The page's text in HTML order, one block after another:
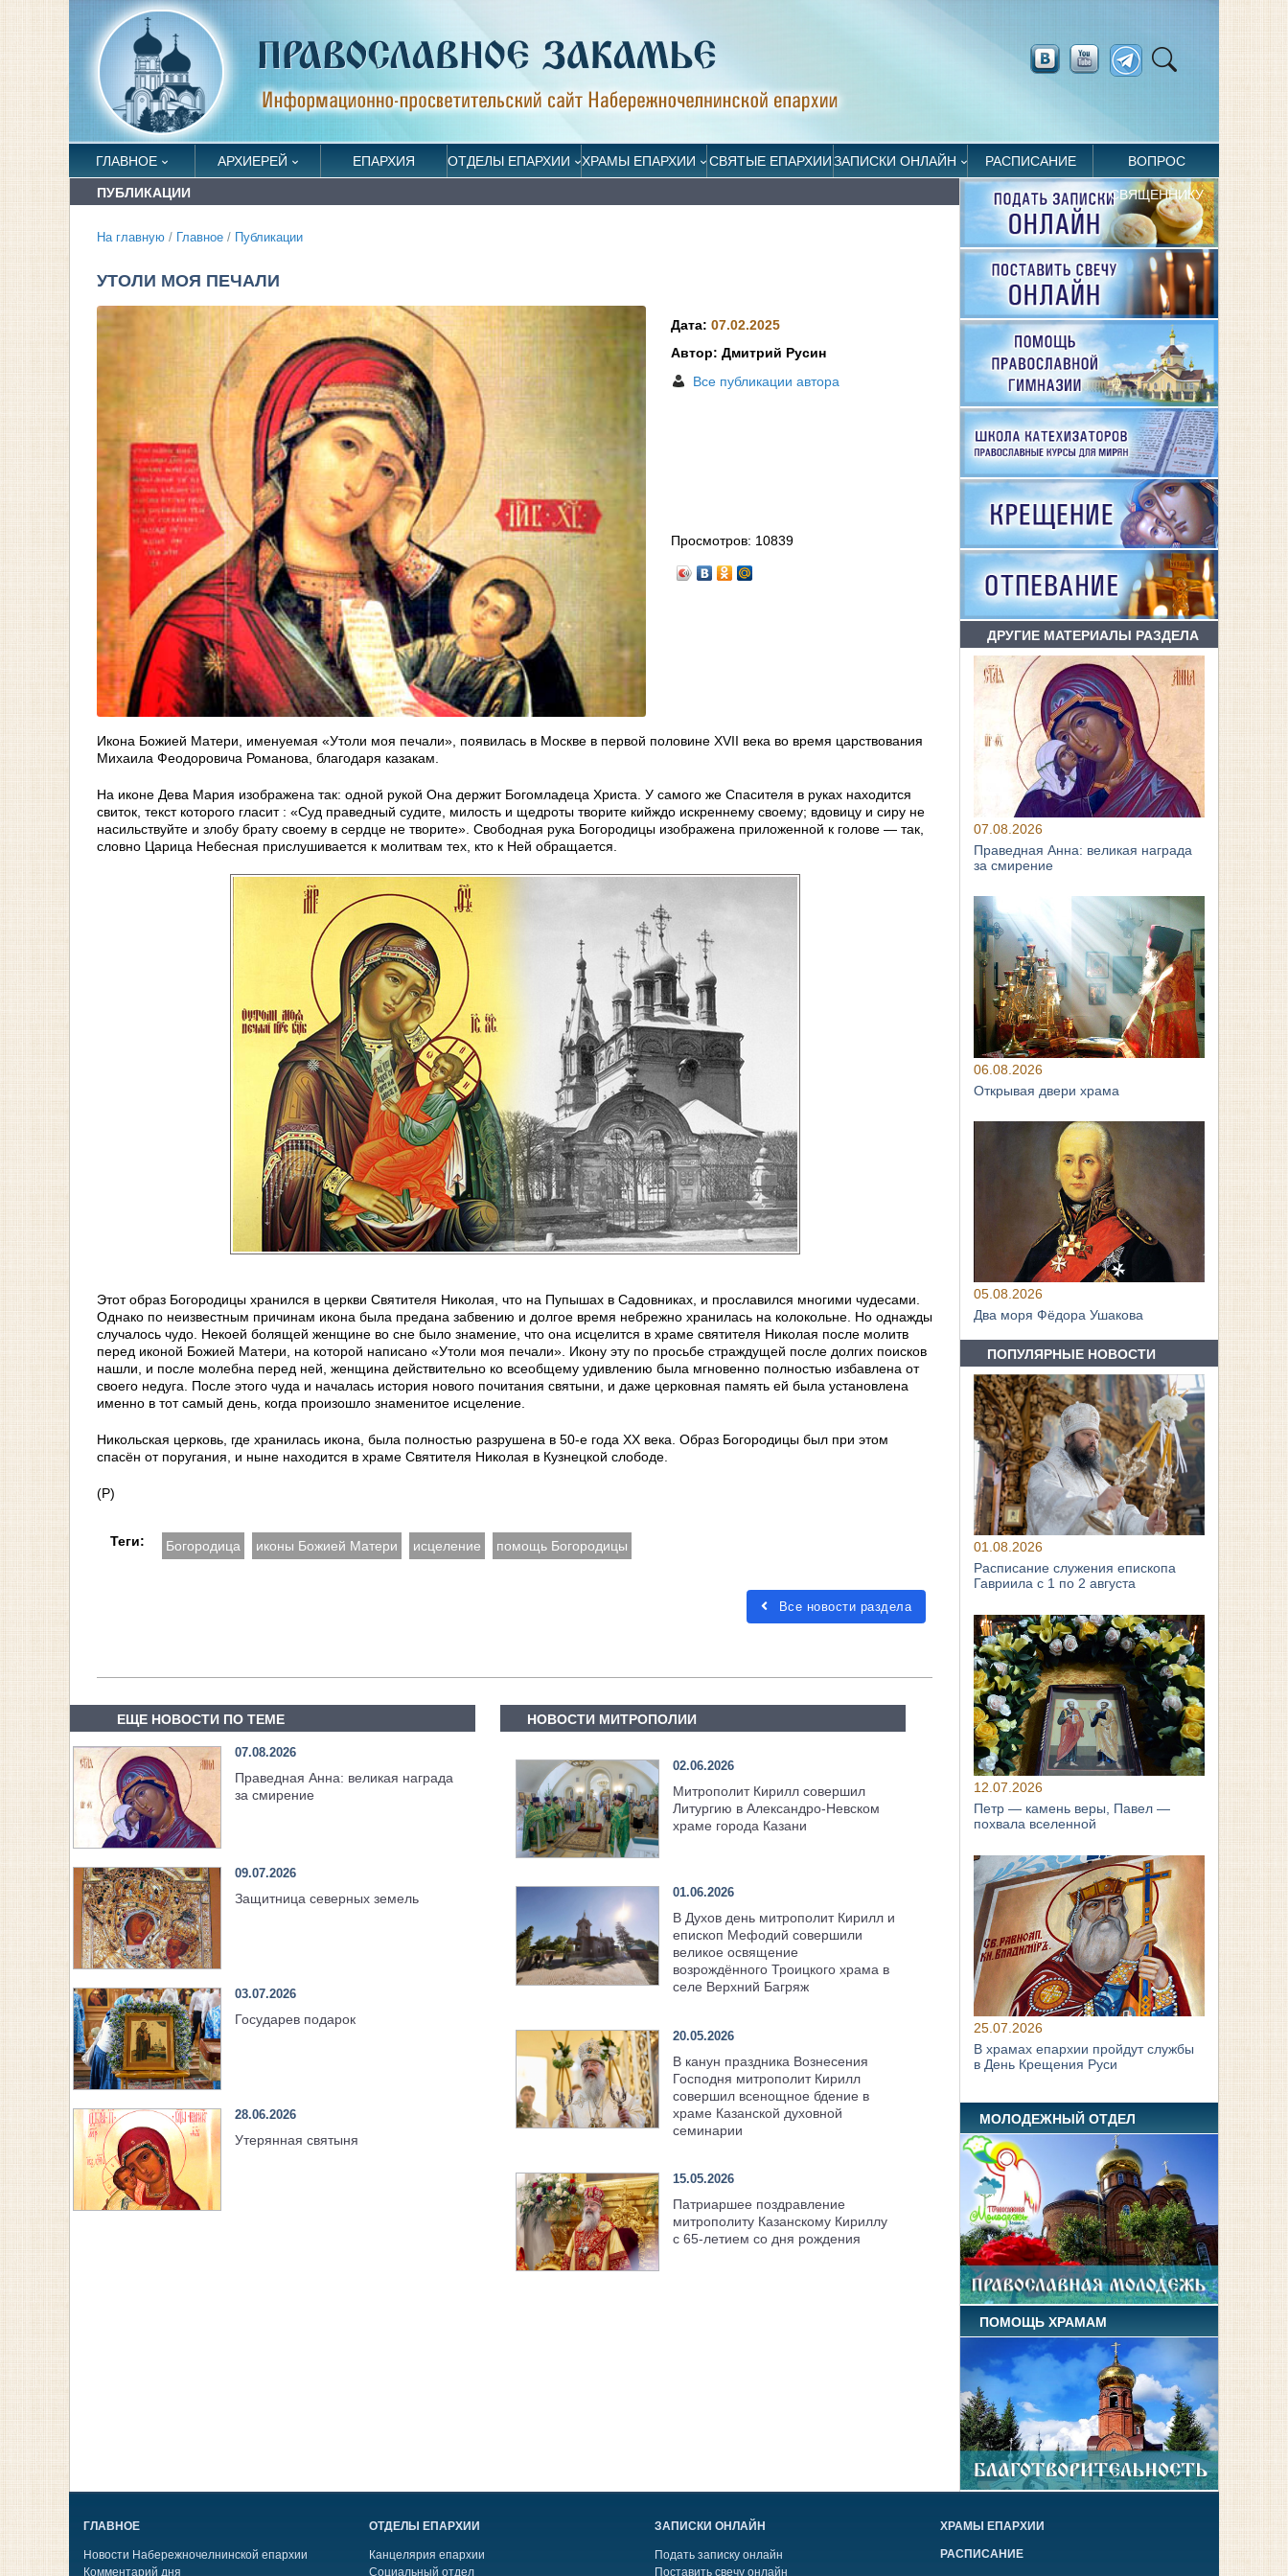
ГЛАВНОЕ АРХИЕРЕЙ ЕПАРХИЯ ОТДЕЛЫ ЕПАРХИИ ХРАМЫ ЕПАРХИИ СВЯТЫЕ ЕПАРХИИЗАПИСКИ ОНЛАЙН РАСПИСАНИЕ ВОПРОС
СВЯЩЕННИКУ
ПУБЛИКАЦИИ
На главную / Главное / Публикации
УТОЛИ МОЯ ПЕЧАЛИ
Дата:07.02.2025
Автор: Дмитрий Русин
Все публикации автора
Просмотров: 10839
Икона Божией Матери, именуемая «Утоли моя печали», появилась в Москве в первой половине XVII века во время царствования
Михаила Феодоровича Романова, благодаря казакам.
На иконе Дева Мария изображена так: одной рукой Она держит Богомладеца Христа. У самого же Спасителя в руках находится
свиток, текст которого гласит : «Суд праведный судите, милость и щедроты творите кийждо искреннему своему; вдовицу и сиру не
насильствуйте и злобу брату своему в сердце не творите». Свободная рука Богородицы изображена приложенной к голове — так,
словно Царица Небесная прислушивается к молитвам тех, кто к Ней обращается.
Этот образ Богородицы хранился в церкви Святителя Николая, что на Пупышах в Садовниках, и прославился многими чудесами.
Однако по неизвестным причинам икона была предана забвению и долгое время небрежно хранилась на колокольне. Но однажды
случалось чудо. Некоей болящей женщине во сне было знамение, что она исцелится в храме святителя Николая после молитв
перед иконой Божией Матери, на которой написано «Утоли моя печали». Икону эту по просьбе страждущей после долгих поисков
нашли, и после молебна перед ней, женщина действительно ко всеобщему удивлению была мгновенно полностью избавлена от
своего недуга. После этого чуда и началась история нового почитания святыни, и даже церковная память ей была установлена
именно в тот самый день, когда произошло знаменитое исцеление.
Никольская церковь, где хранилась икона, была полностью разрушена в 50-е года XX века. Образ Богородицы был при этом
спасён от поругания, и ныне находится в храме Святителя Николая в Кузнецкой слободе.
(Р)
Теги: Богородица иконы Божией Матери исцеление помощь Богородицы
Все новости раздела
ЕЩЕ НОВОСТИ ПО ТЕМЕ
07.08.2026
Праведная Анна: великая награда
за смирение
09.07.2026
Защитница северных земель
03.07.2026
Государев подарок
28.06.2026
Утерянная святыня
НОВОСТИ МИТРОПОЛИИ
02.06.2026
Митрополит Кирилл совершил
Литургию в Александро-Невском
храме города Казани
01.06.2026
В Духов день митрополит Кирилл и
епископ Мефодий совершили
великое освящение
возрождённого Троицкого храма в
селе Верхний Багряж
20.05.2026
В канун праздника Вознесения
Господня митрополит Кирилл
совершил всенощное бдение в
храме Казанской духовной
семинарии
15.05.2026
Патриаршее поздравление
митрополиту Казанскому Кириллу
с 65-летием со дня рождения
ДРУГИЕ МАТЕРИАЛЫ РАЗДЕЛА
07.08.2026
Праведная Анна: великая награда
за смирение
06.08.2026
Открывая двери храма
05.08.2026
Два моря Фёдора Ушакова
ПОПУЛЯРНЫЕ НОВОСТИ
01.08.2026
Расписание служения епископа
Гавриила с 1 по 2 августа
12.07.2026
Петр — камень веры, Павел —
похвала вселенной
25.07.2026
В храмах епархии пройдут службы
в День Крещения Руси
МОЛОДЕЖНЫЙ ОТДЕЛ
ПОМОЩЬ ХРАМАМ
ГЛАВНОЕ
Новости Набережночелнинской епархии
Комментарий дня
ОТДЕЛЫ ЕПАРХИИ
Канцелярия епархии
Социальный отдел
ЗАПИСКИ ОНЛАЙН
Подать записку онлайн
Поставить свечу онлайн
ХРАМЫ ЕПАРХИИ
РАСПИСАНИЕ